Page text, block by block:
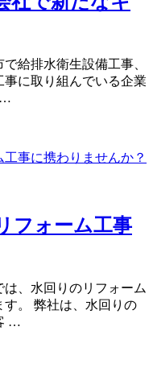
給排水衛生設備工事、
に取り組んでいる企業
…
フォーム工事
、水回りのリフォーム
。 弊社は、水回りの
…